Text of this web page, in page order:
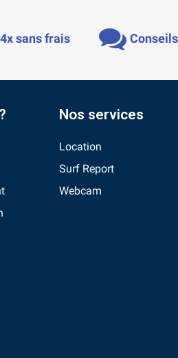
sans frais
Nos services
Location
Surf Report
Webcam